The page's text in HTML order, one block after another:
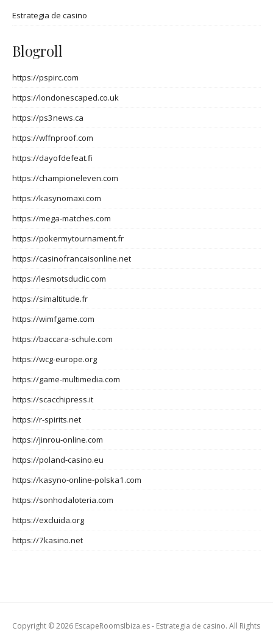
Estrategia de casino
Blogroll
https://pspirc.com
https://londonescaped.co.uk
https://ps3news.ca
https://wffnproof.com
https://dayofdefeat.fi
https://championeleven.com
https://kasynomaxi.com
https://mega-matches.com
https://pokermytournament.fr
https://casinofrancaisonline.net
https://lesmotsduclic.com
https://simaltitude.fr
https://wimfgame.com
https://baccara-schule.com
https://wcg-europe.org
https://game-multimedia.com
https://scacchipress.it
https://r-spirits.net
https://jinrou-online.com
https://poland-casino.eu
https://kasyno-online-polska1.com
https://sonhodaloteria.com
https://excluida.org
https://7kasino.net
Copyright © 2026 EscapeRoomsIbiza.es - Estrategia de casino. All Rights